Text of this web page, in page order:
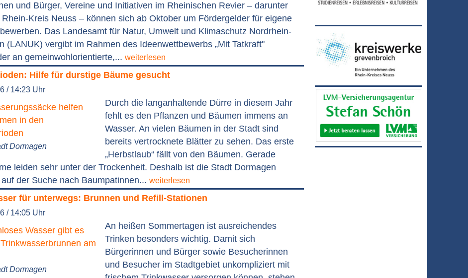
und Bürger, Vereine und Initiativen im Rheinischen Revier – darunter
Kreis Neuss – können sich ab Oktober um Fördergelder für eigene
Das Landesamt für Natur, Umwelt und Klimaschutz Nordrhein-
(LANUK) vergibt im Rahmen des Ideenwettbewerbs „Mit Tatkraft"
an gemeinwohlorientierte,... weiterlesen
Hilfe für durstige Bäume gesucht
/ 14:23 Uhr
Dormagen
Durch die langanhaltende Dürre in diesem Jahr
fehlt es den Pflanzen und Bäumen immens an
Wasser. An vielen Bäumen in der Stadt sind
bereits vertrocknete Blätter zu sehen. Das erste
„Herbstlaub“ fällt von den Bäumen. Gerade
leiden sehr unter der Trockenheit. Deshalb ist die Stadt Dormagen
der Suche nach Baumpatinnen... weiterlesen
für unterwegs: Brunnen und Refill-Stationen
/ 14:05 Uhr
Dormagen
An heißen Sommertagen ist ausreichendes
Trinken besonders wichtig. Damit sich
Bürgerinnen und Bürger sowie Besucherinnen
und Besucher im Stadtgebiet unkompliziert mit